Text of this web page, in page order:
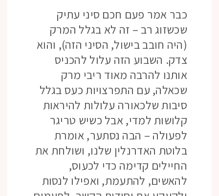
כבר אמר פעם חכם סיני עתיק
שכשזוג רב – זה לא בגלל המרק
(היה חובב בישול, הסיני הזה), והוא
צדק. השבוע הזה עלול להכניס
אותנו להרבה מאוד ריבי מרק
שכאלה, עם התפרצויות כעס בגלל
סיבות שלכאורה עלולות להיראות
קלושות למדי, אבל כשיש טריגר
לפעולה – הבה נסתער, אומרת
בלוטת האדרנלין שלנו, ושולחת את
החיילים קדימה כדי לכעוס,
להאשים, להתעמת, ואפילו לנסות